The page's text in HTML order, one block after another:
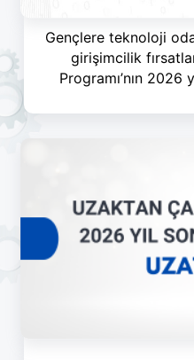
Gençlere teknoloji
girişimcilik
Programı’nın 2026